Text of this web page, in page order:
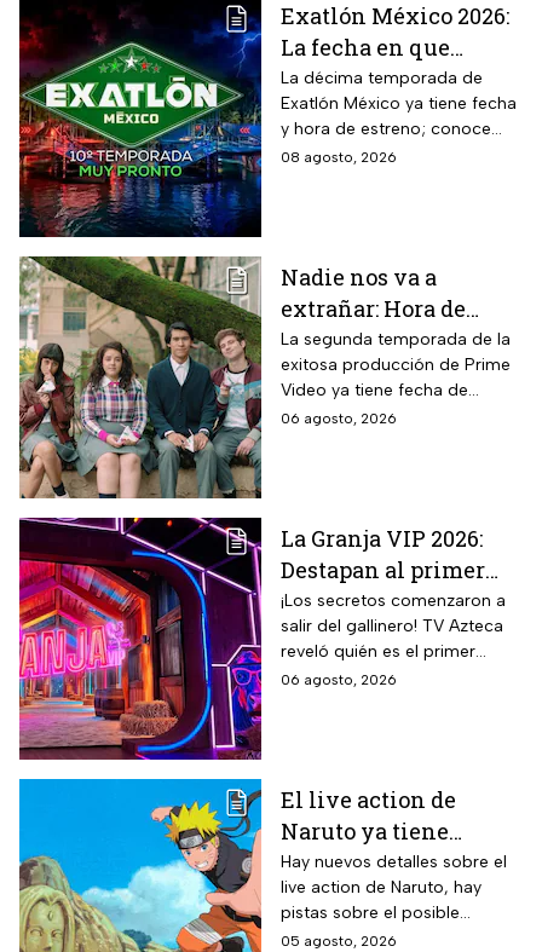
Exatlón México 2026:
La fecha en que
iniciará la nueva
temporada
La décima temporada de
Exatlón México ya tiene fecha
y hora de estreno; conoce
cuándo comienza, dónde
08 agosto, 2026
Nadie nos va a
extrañar: Hora de
estreno de la
Temporada 2 y reparto
completo
La segunda temporada de la
exitosa producción de Prime
Video ya tiene fecha de
estreno. Conoce el horario en
06 agosto, 2026
La Granja VIP 2026:
Destapan al primer
participante del
reality más viral de la
televisión mexicana
¡Los secretos comenzaron a
salir del gallinero! TV Azteca
reveló quién es el primer
granjero confirmado para la
06 agosto, 2026
El live action de
Naruto ya tiene
director y así avanza
el casting de la
película
Hay nuevos detalles sobre el
live action de Naruto, hay
pistas sobre el posible
enfoque de la historia y
05 agosto, 2026